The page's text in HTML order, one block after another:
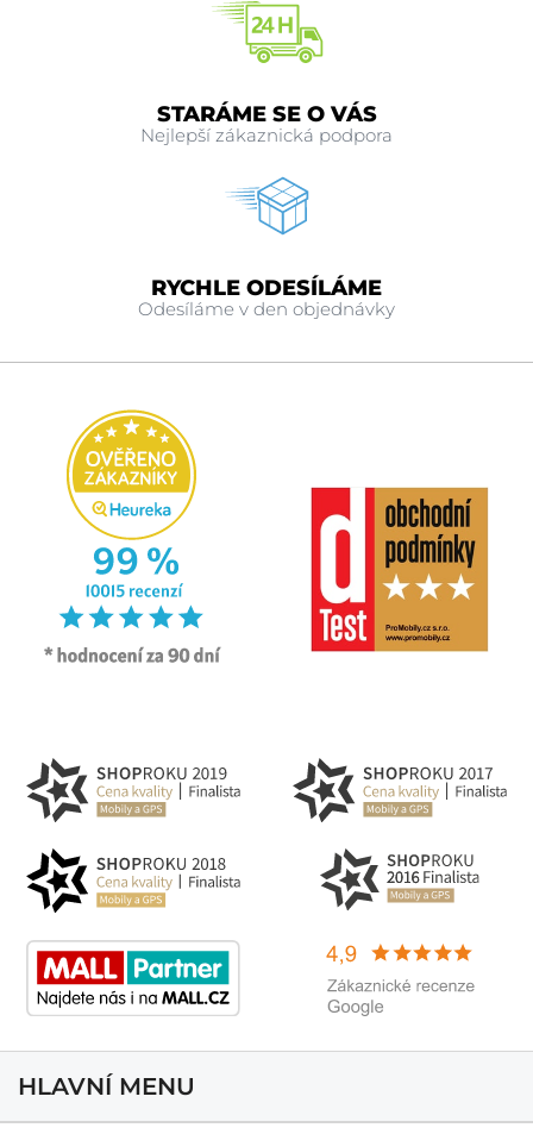
STARÁME SE O VÁS
Nejlepší zákaznická podpora
RYCHLE ODESÍLÁME
Odesíláme v den objednávky
HLAVNÍ MENU